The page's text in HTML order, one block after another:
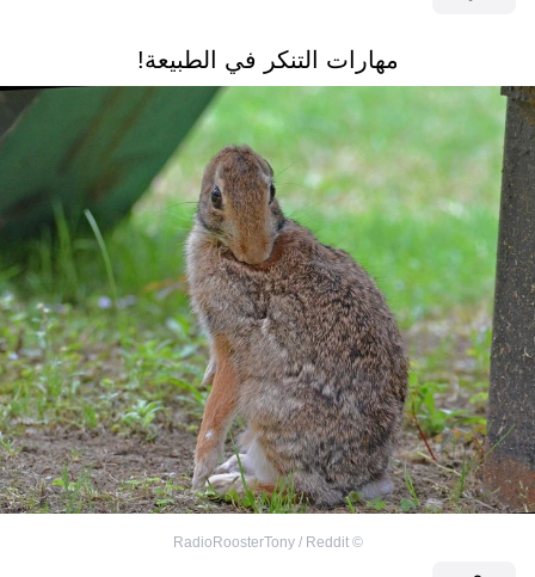
مهارات التنكر في الطبيعة!
©
RadioRoosterTony / Reddit